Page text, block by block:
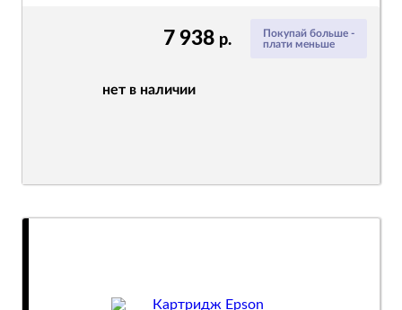
Покупай больше -
плати меньше
7 938 р.
нет в наличии